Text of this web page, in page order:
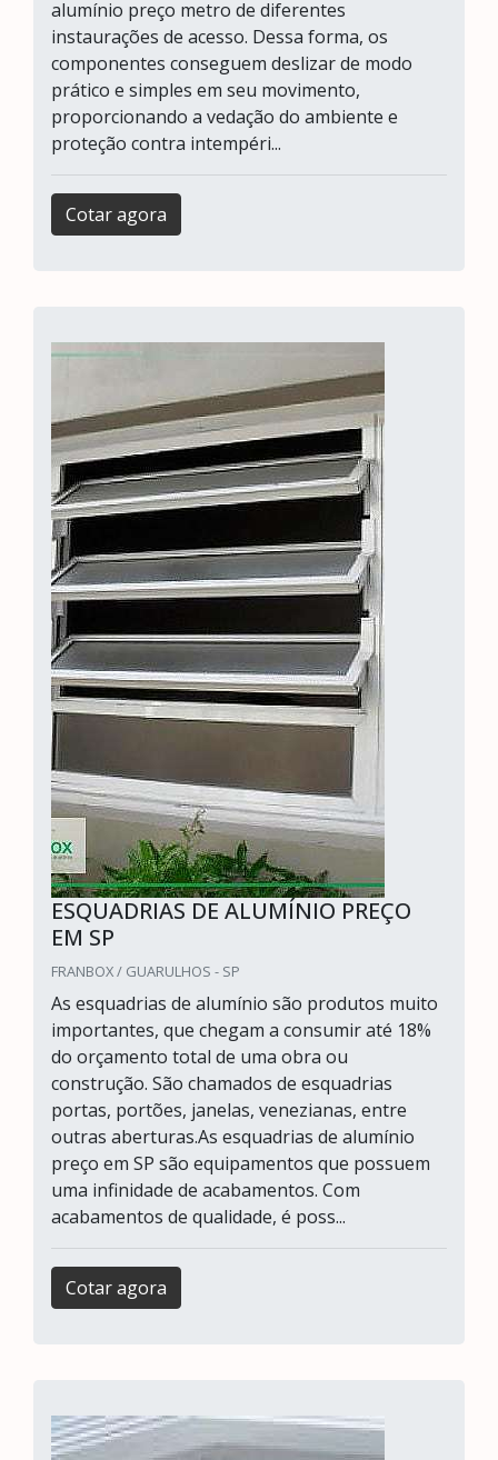
alumínio preço metro de diferentes
instaurações de acesso. Dessa forma, os
componentes conseguem deslizar de modo
prático e simples em seu movimento,
proporcionando a vedação do ambiente e
proteção contra intempéri...
Cotar agora
ESQUADRIAS DE ALUMÍNIO PREÇO
EM SP
FRANBOX / GUARULHOS - SP
As esquadrias de alumínio são produtos muito
importantes, que chegam a consumir até 18%
do orçamento total de uma obra ou
construção. São chamados de esquadrias
portas, portões, janelas, venezianas, entre
outras aberturas.As esquadrias de alumínio
preço em SP são equipamentos que possuem
uma infinidade de acabamentos. Com
acabamentos de qualidade, é poss...
Cotar agora